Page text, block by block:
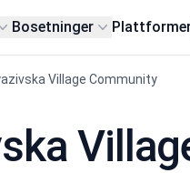
Bosetninger
Village Community